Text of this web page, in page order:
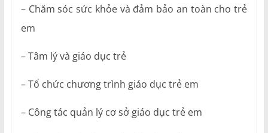
– Chăm sóc sức khỏe và đảm bảo an toàn cho trẻ
em
– Tâm lý và giáo dục trẻ
– Tổ chức chương trình giáo dục trẻ em
– Công tác quản lý cơ sở giáo dục trẻ em